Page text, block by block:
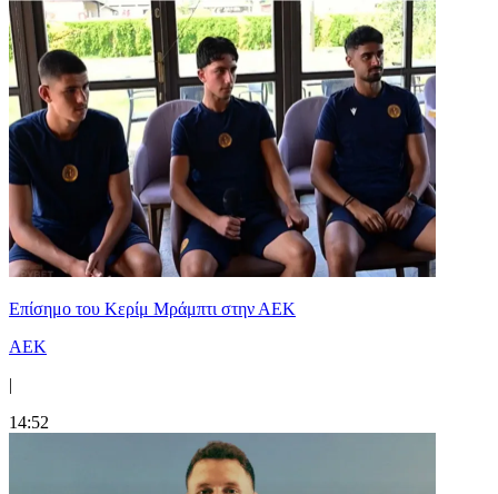
Επίσημο του Κερίμ Μράμπτι στην ΑΕK
ΑΕΚ
|
14:52